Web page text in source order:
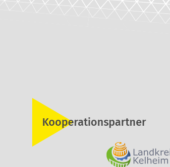
Kooperationspartner